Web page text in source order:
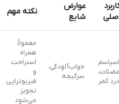
عوارض
شایع
نکته مهم
اسپاسم
عضلات،
درد کمر
خواب‌آلودگی،
سرگیجه
معمولاً
همراه
استراحت
و
فیزیوتراپی
تجویز
می‌شود